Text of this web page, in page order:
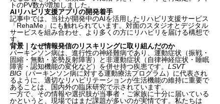
トのPV数が増加しました。
AIリハビリ支援アプリの開発着手
記事中では、当社が開発中のAIを活用したリハビリ支援サービス
「RehaMe」にも触れられています。対面のスタジオとデジタル
サービスを組み合わせ、より多くの方にリハビリを届ける構想で
す。
背景｜なぜ情報発信のリスキリングに取り組んだのか
パーキンソン病は、進行性の神経難病であり、運動症状（振戦・
固縮・無動・姿勢反射障害）と非運動症状（自律神経症状・睡眠
障害・認知機能の変化など）を併せ持つ疾患です。 LSVT
BIG （パーキンソン病に対する運動療法プログラム）に代表され
るように、適切なリハビリテーションが生活機能の維持に重要で
あることは、国内外の臨床研究で示されています。
一方で、その情報や選択肢が当事者・ご家族に十分に届いている
かというと、現場ではまだ課題が多いのが実情です。私たちは